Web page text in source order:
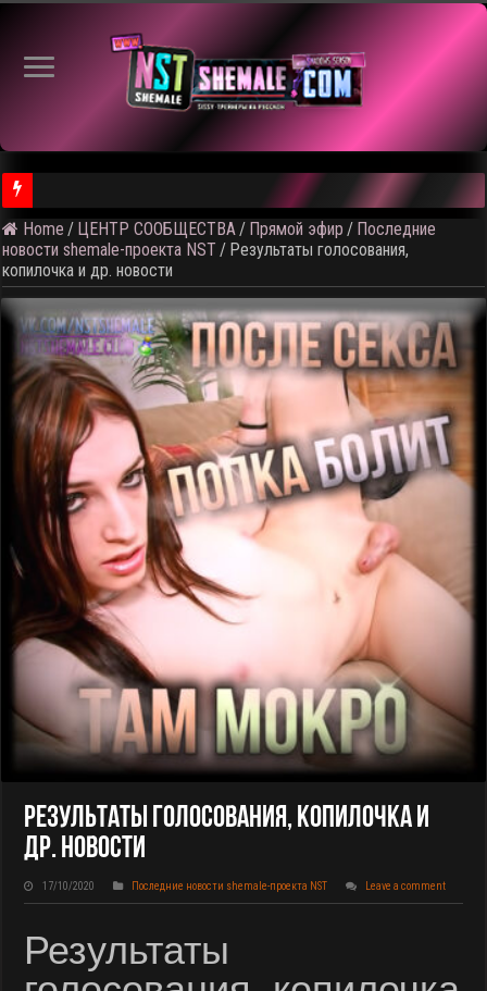
Home / ЦЕНТР СООБЩЕСТВА / Прямой эфир / Последние
новости shemale-проекта NST / Результаты голосования,
копилочка и др. новости
Результаты Голосования, Копилочка И
Др. Новости
17/10/2020 Последние новости shemale-проекта NST Leave a comment
Результаты